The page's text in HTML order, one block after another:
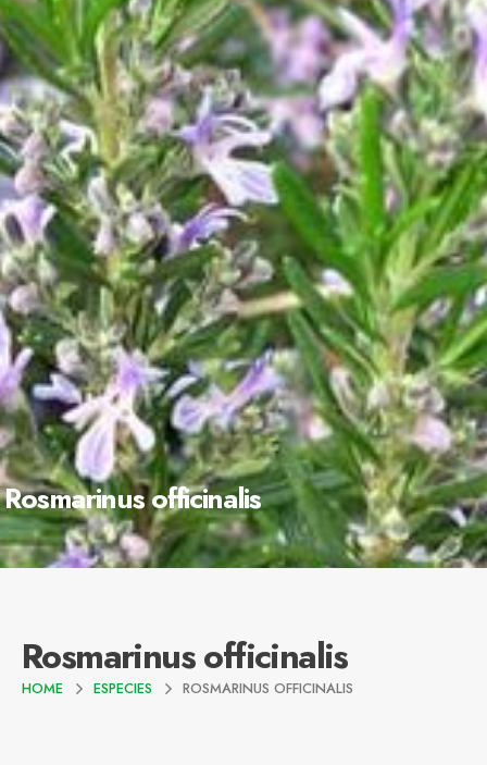
Rosmarinus officinalis
Rosmarinus officinalis
HOME ESPECIES ROSMARINUS OFFICINALIS